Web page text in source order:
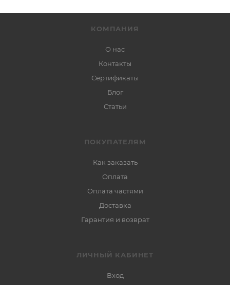
КОМПАНИЯ
О нас
Контакты
Сертификаты
Блог
Статьи
ПОКУПАТЕЛЯМ
Как заказать
Оплата
Оплата частями
Доставка
Гарантия и возврат
ЛИЧНЫЙ КАБИНЕТ
Вход